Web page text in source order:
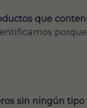
que
sin ningún